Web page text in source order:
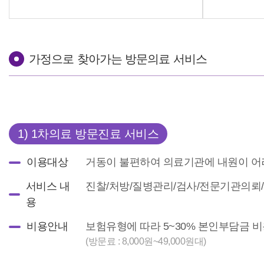
가정으로 찾아가는 방문의료 서비스
1) 1차의료 방문진료 서비스
이용대상 거동이 불편하여 의료기관에 내원이 어
서비스 내
용
진찰/처방/질병관리/검사/전문기관의뢰
비용안내 보험유형에 따라 5~30% 본인부담금
(방문료 : 8,000원~49,000원대)